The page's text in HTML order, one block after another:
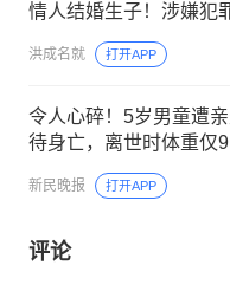
情人结婚生子！涉嫌犯
洪成名就 打开APP
令人心碎！5岁男童遭
待身亡，离世时体重仅
新民晚报 打开APP
评论